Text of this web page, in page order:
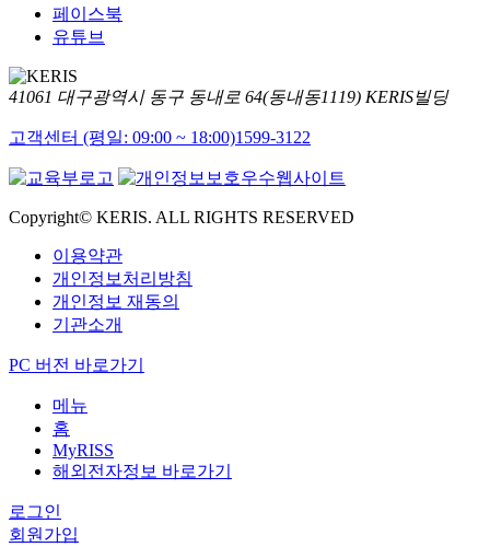
페이스북
유튜브
41061 대구광역시 동구 동내로 64(동내동1119) KERIS빌딩
고객센터 (평일: 09:00 ~ 18:00)1599-3122
Copyright© KERIS. ALL RIGHTS RESERVED
이용약관
개인정보처리방침
개인정보 재동의
기관소개
PC 버전 바로가기
메뉴
홈
MyRISS
해외전자정보 바로가기
로그인
회원가입